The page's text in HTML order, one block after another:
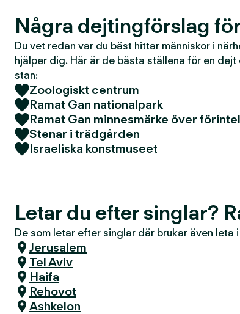
Några dejtingförslag
Du vet redan var du bäst hittar människor i
hjälper dig. Här är de bästa ställena för en
stan:
Zoologiskt centrum
Ramat Gan nationalpark
Ramat Gan minnesmärke över
Stenar i trädgården
Israeliska konstmuseet
Letar du efter singlar?
De som letar efter singlar där brukar även leta
Jerusalem
Tel Aviv
Haifa
Rehovot
Ashkelon